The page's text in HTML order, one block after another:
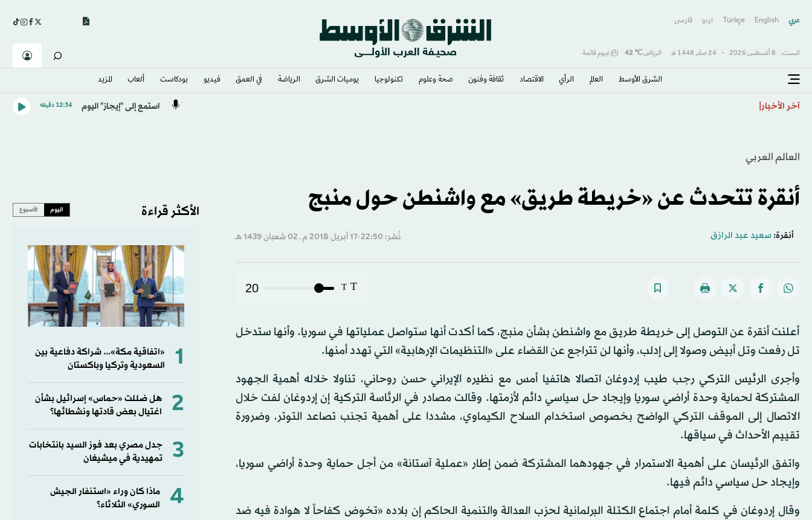
عربي English
Türkçe اردو فارسى
السبت, 8 أغسطس 2026 - 24 صفَر 1448 هـ الرياض℃
42 غيوم قاتمة
الشرق الأوسط​ العالم الرأي الاقتصاد ثقافة وفنون صحة وعلوم تكنولوجيا يوميات الشرق​ الرياضة في العمق فيديو بودكاست ألعاب المزيد
آخر الأخبار استمع إلى "إيجاز" اليوم 12:34 دقيقه
العالم العربي
أنقرة تتحدث عن «خريطة طريق» مع واشنطن حول منبج
أنقرة: سعيد عبد الرازق نُشر: 22:50-17 أبريل 2018 م ـ 02 شَعبان 1439 هـ
T
T
20
أعلنت أنقرة عن التوصل إلى خريطة طريق مع واشنطن بشأن منبج، كما أكدت أنها ستواصل عملياتها في سوريا، وأنها ستدخل
تل رفعت وتل أبيض وصولا إلى إدلب، وأنها لن تتراجع عن القضاء على «التنظيمات الإرهابية» التي تهدد أمنها.
وأجرى الرئيس التركي رجب طيب إردوغان اتصالا هاتفيا أمس مع نظيره الإيراني حسن روحاني، تناولا خلاله أهمية الجهود
المشتركة لحماية وحدة أراضي سوريا وإيجاد حل سياسي دائم لأزمتها. وقالت مصادر في الرئاسة التركية إن إردوغان لفت خلال
الاتصال إلى الموقف التركي الواضح بخصوص استخدام السلاح الكيماوي، مشددا على أهمية تجنب تصاعد التوتر، وضرورة
تقييم الأحداث في سياقها.
واتفق الرئيسان على أهمية الاستمرار في جهودهما المشتركة ضمن إطار «عملية آستانة» من أجل حماية وحدة أراضي سوريا،
وإيجاد حل سياسي دائم فيها.
وقال إردوغان في كلمة أمام اجتماع الكتلة البرلمانية لحزب العدالة والتنمية الحاكم إن بلاده «تخوض كفاحاً لا هوادة فيه ضد
الأكثر قراءة اليوم الأسبوع
1
«اتفاقية مكة»... شراكة دفاعية بين
السعودية وتركيا وباكستان
2
هل ضللت «حماس» إسرائيل بشأن
اغتيال بعض قادتها ونشطائها؟
3
جدل مصري بعد فوز السيد بانتخابات
تمهيدية في ميشيغان
4
ماذا كان وراء «استنفار الجيش
السوري» الثلاثاء؟